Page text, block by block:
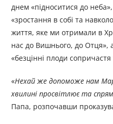
днем «підноситися до
«зростання в собі та
життя, яке ми отримали в
нас до Вишнього, до Отця»,
«безцінні плоди
«Нехай же допоможе нам
хвилині просвітлює та
Папа, розпочавши